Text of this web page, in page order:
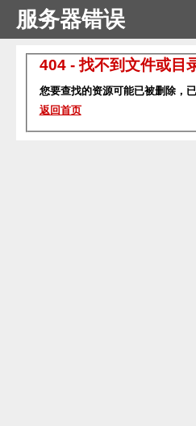
服务器错误
404 - 找不到文件或目
您要查找的资源可能已被删除，
返回首页